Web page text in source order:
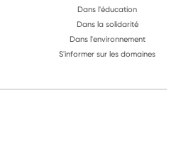
Dans l'éducation
Dans la solidarité
Dans l'environnement
S'informer sur les domaines